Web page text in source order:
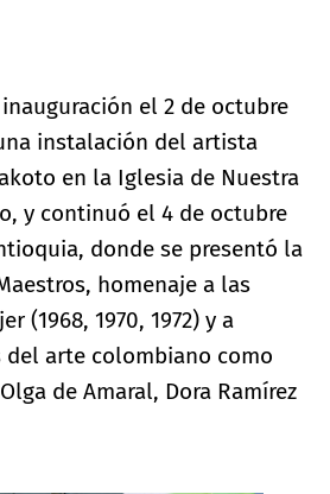
el 2 de octubre
instalación del artista
en la Iglesia de Nuestra
y continuó el 4 de octubre
donde se presentó la
homenaje a las
(1968, 1970, 1972) y a
del arte colombiano como
de Amaral, Dora Ramírez